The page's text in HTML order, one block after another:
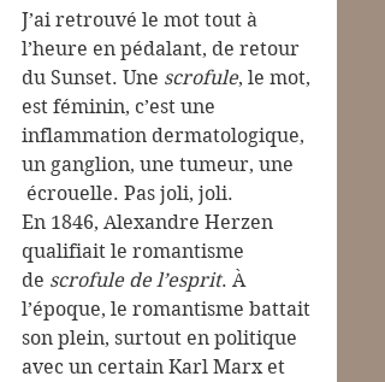
J’ai retrouvé le mot tout à
l’heure en pédalant, de retour
du Sunset. Une scrofule, le mot,
est féminin, c’est une
inflammation dermatologique,
un ganglion, une tumeur, une
écrouelle. Pas joli, joli.
En 1846, Alexandre Herzen
qualifiait le romantisme
de scrofule de l’esprit. À
l’époque, le romantisme battait
son plein, surtout en politique
avec un certain Karl Marx et